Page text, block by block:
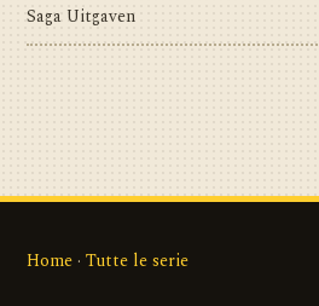
Saga Uitgaven
Home · Tutte le serie